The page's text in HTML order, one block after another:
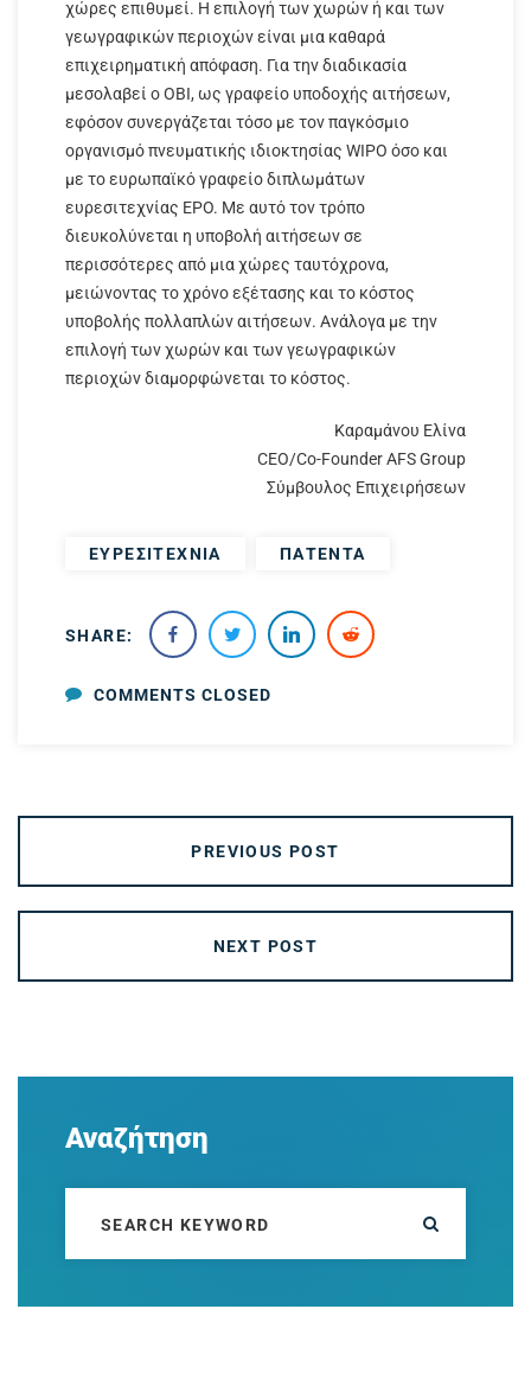
χώρες επιθυμεί. Η επιλογή των χωρών ή και των
γεωγραφικών περιοχών είναι μια καθαρά
επιχειρηματική απόφαση. Για την διαδικασία
μεσολαβεί ο ΟΒΙ, ως γραφείο υποδοχής αιτήσεων,
εφόσον συνεργάζεται τόσο με τον παγκόσμιο
οργανισμό πνευματικής ιδιοκτησίας WIPO όσο και
με το ευρωπαϊκό γραφείο διπλωμάτων
ευρεσιτεχνίας EPO. Με αυτό τον τρόπο
διευκολύνεται η υποβολή αιτήσεων σε
περισσότερες από μια χώρες ταυτόχρονα,
μειώνοντας το χρόνο εξέτασης και το κόστος
υποβολής πολλαπλών αιτήσεων. Ανάλογα με την
επιλογή των χωρών και των γεωγραφικών
περιοχών διαμορφώνεται το κόστος.
Καραμάνου Ελίνα
CEO/Co-Founder AFS Group
Σύμβουλος Επιχειρήσεων
ΕΥΡΕΣΙΤΕΧΝΙΑ ΠΑΤΕΝΤΑ
SHARE:
COMMENTS CLOSED
PREVIOUS POST
NEXT POST
Αναζήτηση